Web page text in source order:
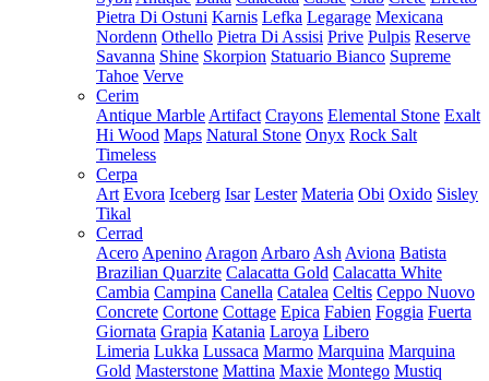
Pietra Di Ostuni Karnis Lefka Legarage Mexicana
Nordenn Othello Pietra Di Assisi Prive Pulpis Reserve
Savanna Shine Skorpion Statuario Bianco Supreme
Tahoe Verve
Cerim
Antique Marble Artifact Crayons Elemental Stone Exalt
Hi Wood Maps Natural Stone Onyx Rock Salt
Timeless
Cerpa
Art Evora Iceberg Isar Lester Materia Obi Oxido Sisley
Tikal
Cerrad
Acero Apenino Aragon Arbaro Ash Aviona Batista
Brazilian Quarzite Calacatta Gold Calacatta White
Cambia Campina Canella Catalea Celtis Ceppo Nuovo
Concrete Cortone Cottage Epica Fabien Foggia Fuerta
Giornata Grapia Katania Laroya Libero
Limeria Lukka Lussaca Marmo Marquina Marquina
Gold Masterstone Mattina Maxie Montego Mustiq